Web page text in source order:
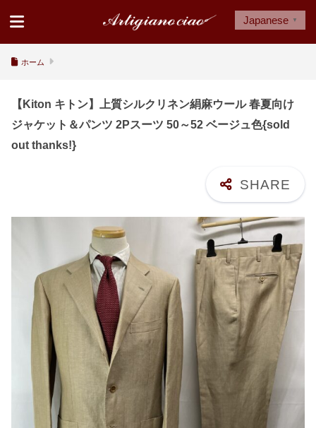
ホーム
【Kiton キトン】上質シルクリネン絹麻ウール 春夏向け
ジャケット＆パンツ 2Pスーツ 50～52 ベージュ色{sold
out thanks!}
Japanese ▼